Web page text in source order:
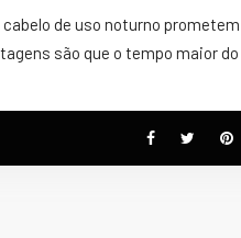
de uso noturno
são que o tempo maior